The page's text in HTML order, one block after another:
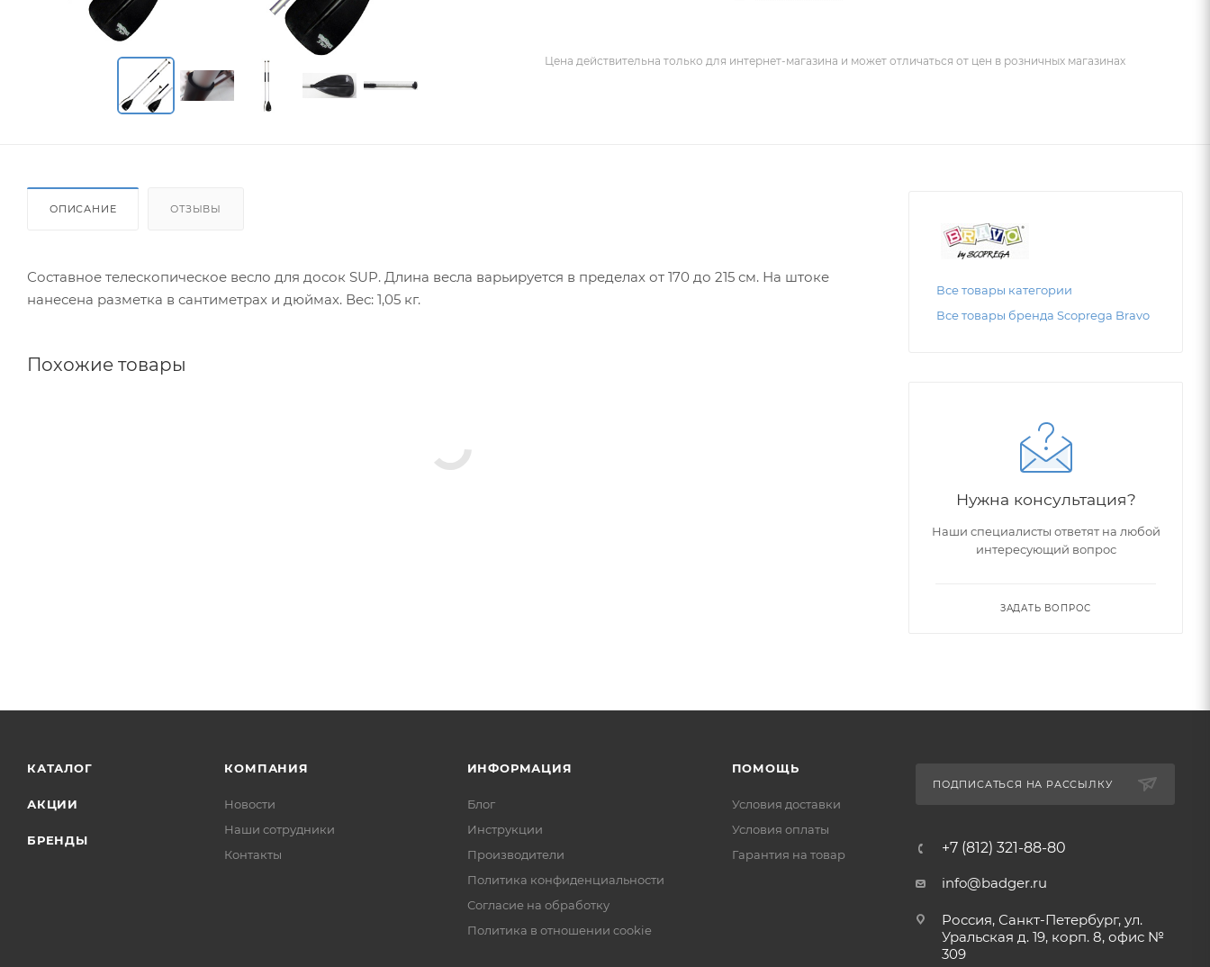
Цена действительна только для интернет-магазина и может отличаться от цен в розничных магазинах
ОПИСАНИЕ ОТЗЫВЫ
Составное телескопическое весло для досок SUP. Длина весла варьируется в пределах от 170 до 215 см. На штоке
нанесена разметка в сантиметрах и дюймах. Вес: 1,05 кг.
Похожие товары
Все товары категории
Все товары бренда Scоprega Bravo
Нужна консультация?
Наши специалисты ответят на любой
интересующий вопрос
ЗАДАТЬ ВОПРОС
КАТАЛОГ
АКЦИИ
БРЕНДЫ
КОМПАНИЯ
Новости
Наши сотрудники
Контакты
ИНФОРМАЦИЯ
Блог
Инструкции
Производители
Политика конфиденциальности
Согласие на обработку
Политика в отношении cookie
ПОМОЩЬ
Условия доставки
Условия оплаты
Гарантия на товар
ПОДПИСАТЬСЯ НА РАССЫЛКУ
+7 (812) 321-88-80
info@badger.ru
Россия, Санкт-Петербург, ул.
Уральская д. 19, корп. 8, офис №
309